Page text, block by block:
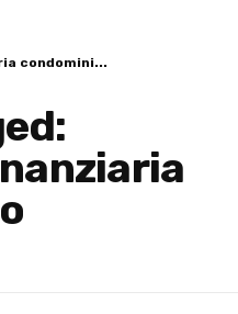
condomini...